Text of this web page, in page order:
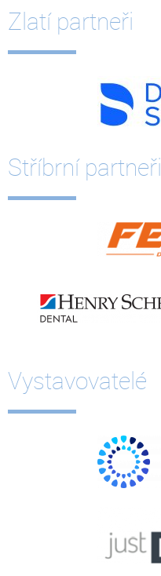
Zlatí partneři
Stříbrní partneři
Vystavovatelé